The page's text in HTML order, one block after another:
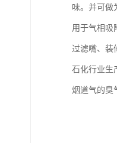
味。并可做
用于气相吸
过滤嘴、装
石化行业生
烟道气的臭